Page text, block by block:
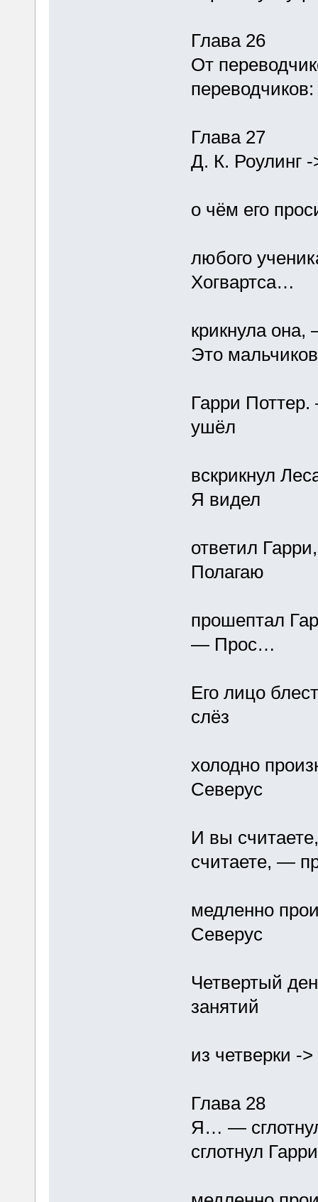
Глава 26
От
Глава 27
Д. К. Роулинг
о чём его
любого
Хогвартса…
крикнула
Это мальчиков
Гарри
ушёл
вскрикнул
Я видел
ответил
Полагаю
прошептал
— Прос…
Его лицо
слёз
холодно
Северус
И вы
считаете, —
медленно
Северус
Четвертый
занятий
из четверки -
Глава 28
Я… —
сглотнул